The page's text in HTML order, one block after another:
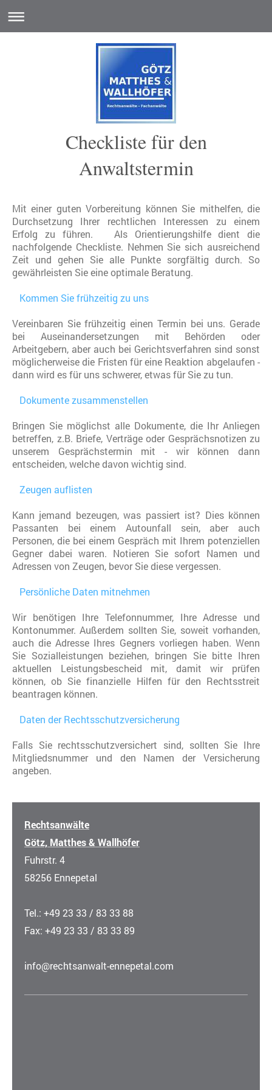
Checkliste für den
Anwaltstermin
Mit einer guten Vorbereitung können Sie mithelfen, die
Durchsetzung Ihrer rechtlichen Interessen zu einem
Erfolg zu führen. Als Orientierungshilfe dient die
nachfolgende Checkliste. Nehmen Sie sich ausreichend
Zeit und gehen Sie alle Punkte sorgfältig durch. So
gewährleisten Sie eine optimale Beratung.
Kommen Sie frühzeitig zu uns
Vereinbaren Sie frühzeitig einen Termin bei uns. Gerade
bei Auseinandersetzungen mit Behörden oder
Arbeitgebern, aber auch bei Gerichtsverfahren sind sonst
möglicherweise die Fristen für eine Reaktion abgelaufen -
dann wird es für uns schwerer, etwas für Sie zu tun.
Dokumente zusammenstellen
Bringen Sie möglichst alle Dokumente, die Ihr Anliegen
betreffen, z.B. Briefe, Verträge oder Gesprächsnotizen zu
unserem Gesprächstermin mit - wir können dann
entscheiden, welche davon wichtig sind.
Zeugen auflisten
Kann jemand bezeugen, was passiert ist? Dies können
Passanten bei einem Autounfall sein, aber auch
Personen, die bei einem Gespräch mit Ihrem potenziellen
Gegner dabei waren. Notieren Sie sofort Namen und
Adressen von Zeugen, bevor Sie diese vergessen.
Persönliche Daten mitnehmen
Wir benötigen Ihre Telefonnummer, Ihre Adresse und
Kontonummer. Außerdem sollten Sie, soweit vorhanden,
auch die Adresse Ihres Gegners vorliegen haben. Wenn
Sie Sozialleistungen beziehen, bringen Sie bitte Ihren
aktuellen Leistungsbescheid mit, damit wir prüfen
können, ob Sie finanzielle Hilfen für den Rechtsstreit
beantragen können.
Daten der Rechtsschutzversicherung
Falls Sie rechtsschutzversichert sind, sollten Sie Ihre
Mitgliedsnummer und den Namen der Versicherung
angeben.
Rechtsanwälte
Götz, Matthes & Wallhöfer
Fuhrstr. 4
58256 Ennepetal
Tel.: +49 23 33 / 83 33 88
Fax: +49 23 33 / 83 33 89
info@rechtsanwalt-ennepetal.com